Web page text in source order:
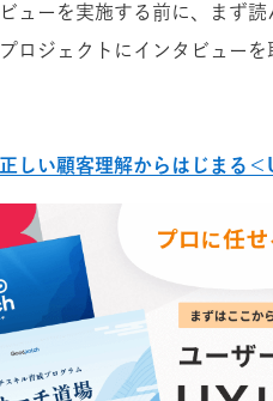
ューを実施する前に、まず
ロジェクトにインタビュー
しい顧客理解からはじまる